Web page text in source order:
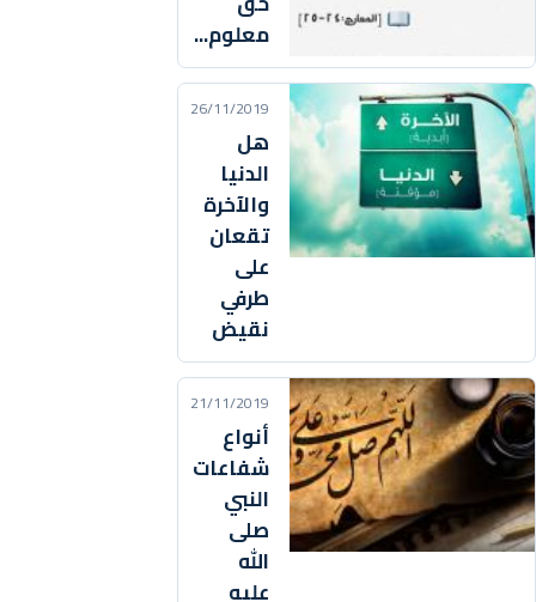
معلوم...
26/11/2019
هل
الدنيا
والآخرة
تقعان
على
طرفي
نقيض
21/11/2019
أنواع
شفاعات
النبي
صلى
الله
عليه